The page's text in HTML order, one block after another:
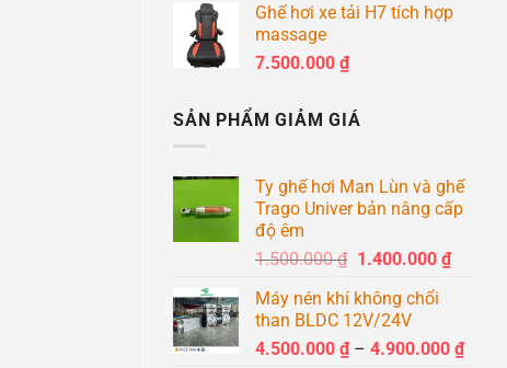
là:
tại
Ghế hơi xe tải H7 tích hợp
massage
7.500.000 ₫
SẢN PHẨM GIẢM GIÁ
Ty ghế hơi Man Lùn và ghế
Trago Univer bản nâng cấp
độ êm
1.500.000₫ Giá
là:
1.500.000 ₫.
1.400.000 ₫Giá
Máy nén khí không chổi
than BLDC 12V/24V
4.500.000 ₫ – 4.900.000 ₫